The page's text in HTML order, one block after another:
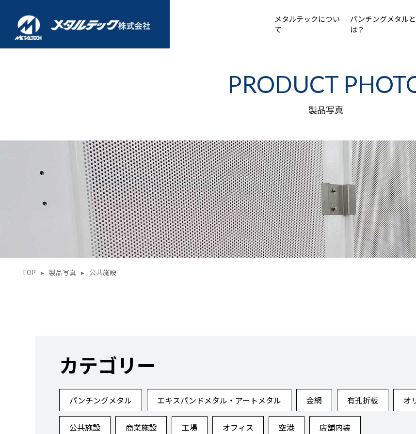
メタルテックについ
て
パンチングメタルと
は？
PRODUCT
製品写真
TOP ▸ 製品写真 ▸ 公共施設
カテゴリー
パンチングメタル エキスパンドメタル・アートメタル 金網 有孔折板 オ
公共施設 商業施設 工場 オフィス 空港 店舗内装